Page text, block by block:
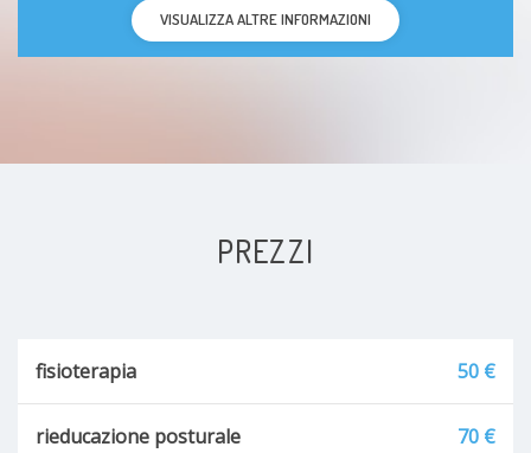
VISUALIZZA ALTRE INFORMAZIONI
PREZZI
fisioterapia 50 €
rieducazione posturale 70 €